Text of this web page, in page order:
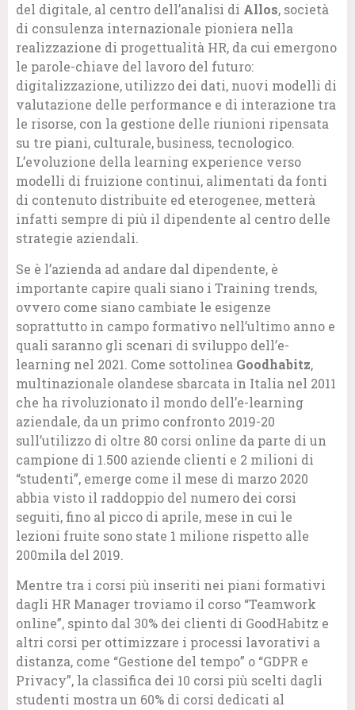
del digitale, al centro dell’analisi di Allos, società
di consulenza internazionale pioniera nella
realizzazione di progettualità HR, da cui emergono
le parole-chiave del lavoro del futuro:
digitalizzazione, utilizzo dei dati, nuovi modelli di
valutazione delle performance e di interazione tra
le risorse, con la gestione delle riunioni ripensata
su tre piani, culturale, business, tecnologico.
L’evoluzione della learning experience verso
modelli di fruizione continui, alimentati da fonti
di contenuto distribuite ed eterogenee, metterà
infatti sempre di più il dipendente al centro delle
strategie aziendali.
Se è l’azienda ad andare dal dipendente, è
importante capire quali siano i Training trends,
ovvero come siano cambiate le esigenze
soprattutto in campo formativo nell’ultimo anno e
quali saranno gli scenari di sviluppo dell’e-
learning nel 2021. Come sottolinea Goodhabitz,
multinazionale olandese sbarcata in Italia nel 2011
che ha rivoluzionato il mondo dell’e-learning
aziendale, da un primo confronto 2019-20
sull’utilizzo di oltre 80 corsi online da parte di un
campione di 1.500 aziende clienti e 2 milioni di
“studenti”, emerge come il mese di marzo 2020
abbia visto il raddoppio del numero dei corsi
seguiti, fino al picco di aprile, mese in cui le
lezioni fruite sono state 1 milione rispetto alle
200mila del 2019.
Mentre tra i corsi più inseriti nei piani formativi
dagli HR Manager troviamo il corso “Teamwork
online”, spinto dal 30% dei clienti di GoodHabitz e
altri corsi per ottimizzare i processi lavorativi a
distanza, come “Gestione del tempo” o “GDPR e
Privacy”, la classifica dei 10 corsi più scelti dagli
studenti mostra un 60% di corsi dedicati al